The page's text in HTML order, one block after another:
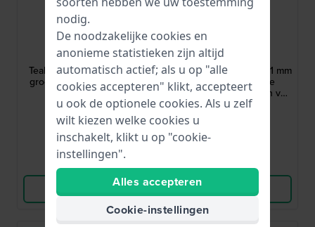
Swatch
LL127
Teal Weave 25 mm Kleine
groenblauwe Swatch met
paarse wijzerplaat
€ 70,-
● Op voorraad
Vergelijk
Bekijk Product
SO29K119
Revealed in the sand 41 mm
Transparant horloge
gemaakt van materialen van
biologische oorsprong
€ 90,-
● Op voorraad
Bekijk Product
nodig.
De noodzakelijke cookies en
anonieme statistieken zijn altijd
automatisch actief; als u op "alle
cookies accepteren" klikt, accepteert
u ook de optionele cookies. Als u zelf
wilt kiezen welke cookies u
inschakelt, klikt u op "cookie-
instellingen".
Alles accepteren
Cookie-instellingen